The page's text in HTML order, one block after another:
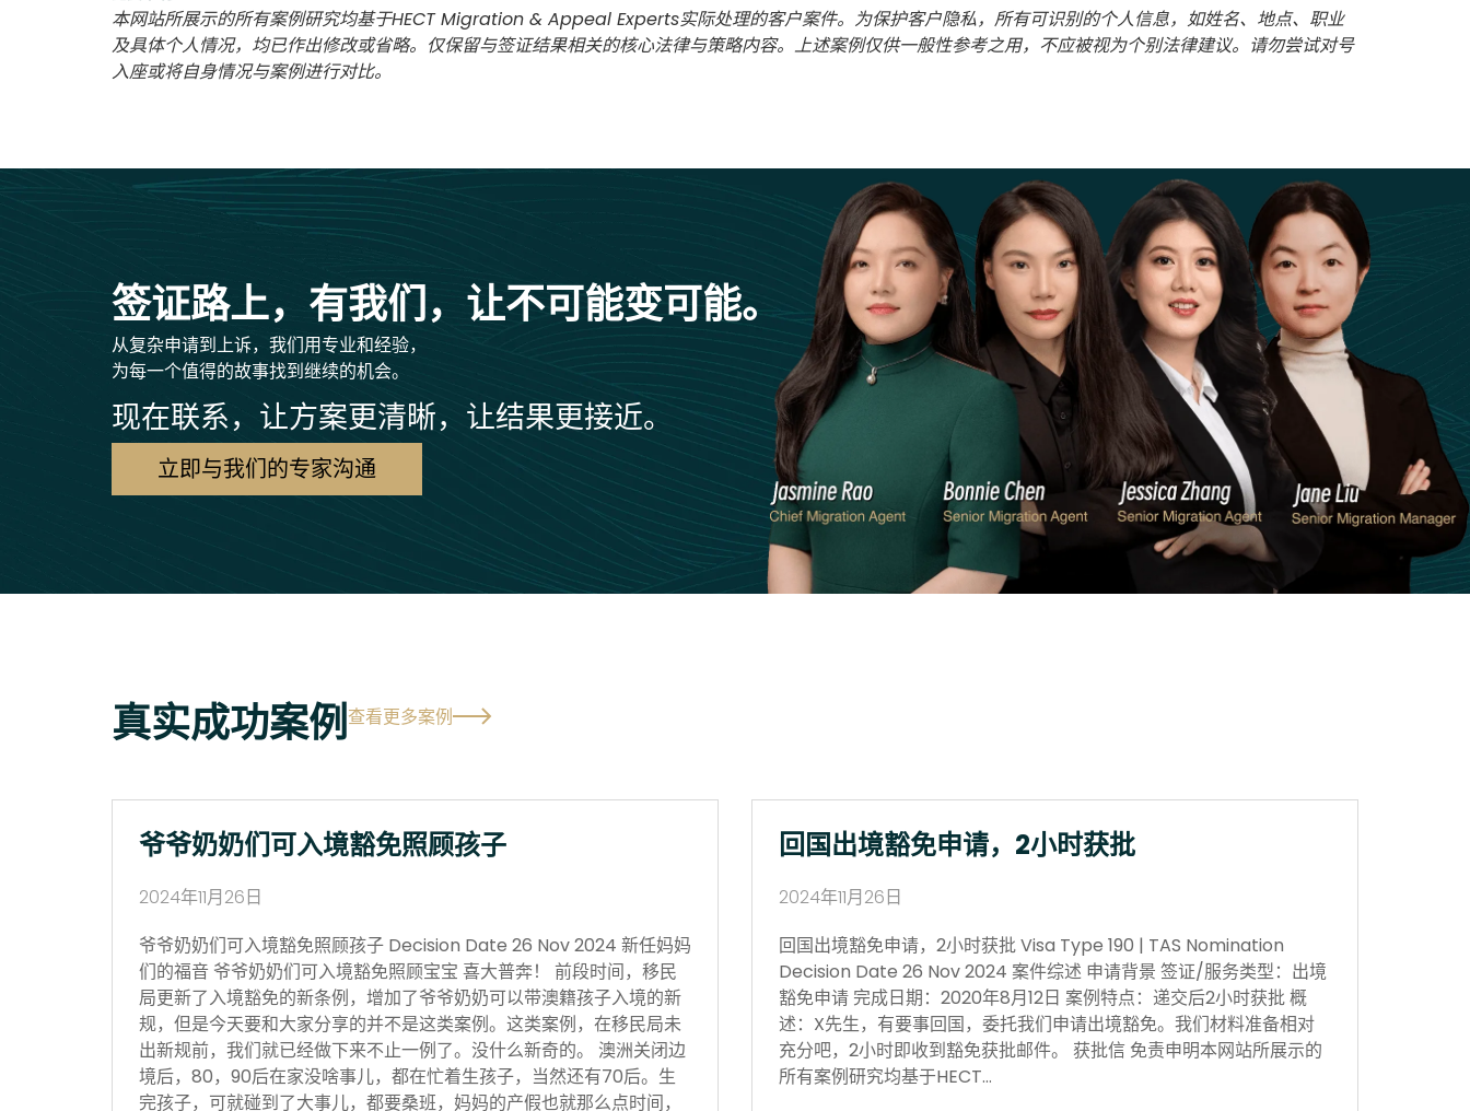
本网站所展示的所有案例研究均基于HECT Migration & Appeal Experts实际处理的客户案件。为保护客户隐私，所有可识别的个人信息，如姓名、地点、职业
及具体个人情况，均已作出修改或省略。仅保留与签证结果相关的核心法律与策略内容。上述案例仅供一般性参考之用，不应被视为个别法律建议。请勿尝试对号
入座或将自身情况与案例进行对比。
签证路上，有我们，让不可能变可能。
从复杂申请到上诉，我们用专业和经验，
为每一个值得的故事找到继续的机会。
现在联系，让方案更清晰，让结果更接近。
立即与我们的专家沟通
真实成功案例查看更多案例
爷爷奶奶们可入境豁免照顾孩子
2024年11月26日
爷爷奶奶们可入境豁免照顾孩子 Decision Date 26 Nov 2024 新任妈妈
们的福音 爷爷奶奶们可入境豁免照顾宝宝 喜大普奔！ 前段时间，移民
局更新了入境豁免的新条例，增加了爷爷奶奶可以带澳籍孩子入境的新
规，但是今天要和大家分享的并不是这类案例。这类案例，在移民局未
出新规前，我们就已经做下来不止一例了。没什么新奇的。 澳洲关闭边
境后，80，90后在家没啥事儿，都在忙着生孩子，当然还有70后。生
完孩子，可就碰到了大事儿，都要桑班，妈妈的产假也就那么点时间，
回国出境豁免申请，2小时获批
2024年11月26日
回国出境豁免申请，2小时获批 Visa Type 190 | TAS Nomination
Decision Date 26 Nov 2024 案件综述 申请背景 签证/服务类型：出境
豁免申请 完成日期：2020年8月12日 案例特点：递交后2小时获批 概
述：X先生，有要事回国，委托我们申请出境豁免。我们材料准备相对
充分吧，2小时即收到豁免获批邮件。 获批信 免责申明本网站所展示的
所有案例研究均基于HECT…